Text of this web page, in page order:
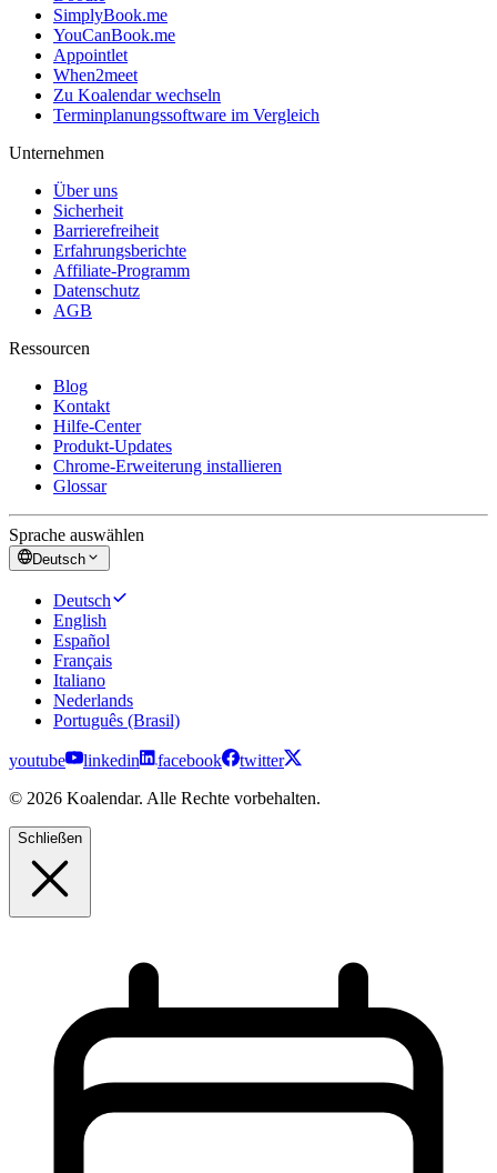
SimplyBook.me
YouCanBook.me
Appointlet
When2meet
Zu Koalendar wechseln
Terminplanungssoftware im Vergleich
Unternehmen
Über uns
Sicherheit
Barrierefreiheit
Erfahrungsberichte
Affiliate-Programm
Datenschutz
AGB
Ressourcen
Blog
Kontakt
Hilfe-Center
Produkt-Updates
Chrome-Erweiterung installieren
Glossar
Sprache auswählen
Deutsch
Deutsch
English
Español
Français
Italiano
Nederlands
Português (Brasil)
youtube linkedin facebook
twitter
© 2026 Koalendar. Alle Rechte vorbehalten.
Schließen